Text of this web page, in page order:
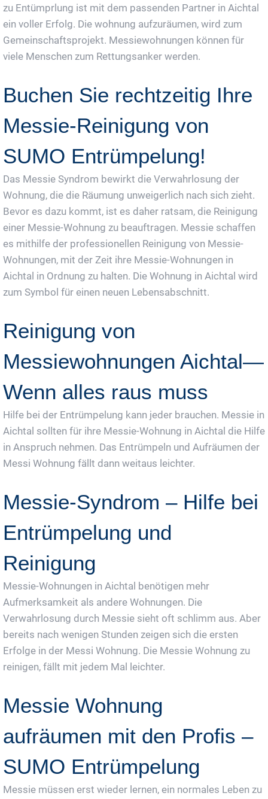
zu Entümprlung ist mit dem passenden Partner in Aichtal
ein voller Erfolg. Die wohnung aufzuräumen, wird zum
Gemeinschaftsprojekt. Messiewohnungen können für
viele Menschen zum Rettungsanker werden.
Buchen Sie rechtzeitig Ihre
Messie-Reinigung von
SUMO Entrümpelung!
Das Messie Syndrom bewirkt die Verwahrlosung der
Wohnung, die die Räumung unweigerlich nach sich zieht.
Bevor es dazu kommt, ist es daher ratsam, die Reinigung
einer Messie-Wohnung zu beauftragen. Messie schaffen
es mithilfe der professionellen Reinigung von Messie-
Wohnungen, mit der Zeit ihre Messie-Wohnungen in
Aichtal in Ordnung zu halten. Die Wohnung in Aichtal wird
zum Symbol für einen neuen Lebensabschnitt.
Reinigung von
Messiewohnungen Aichtal—
Wenn alles raus muss
Hilfe bei der Entrümpelung kann jeder brauchen. Messie in
Aichtal sollten für ihre Messie-Wohnung in Aichtal die Hilfe
in Anspruch nehmen. Das Entrümpeln und Aufräumen der
Messi Wohnung fällt dann weitaus leichter.
Messie-Syndrom – Hilfe bei
Entrümpelung und
Reinigung
Messie-Wohnungen in Aichtal benötigen mehr
Aufmerksamkeit als andere Wohnungen. Die
Verwahrlosung durch Messie sieht oft schlimm aus. Aber
bereits nach wenigen Stunden zeigen sich die ersten
Erfolge in der Messi Wohnung. Die Messie Wohnung zu
reinigen, fällt mit jedem Mal leichter.
Messie Wohnung
aufräumen mit den Profis –
SUMO Entrümpelung
Messie müssen erst wieder lernen, ein normales Leben zu